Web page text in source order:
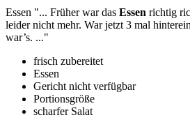
Essen "... Früher wardas Essen richtig
leider nicht mehr. War jetzt 3 mal
war’s. ..."
frisch zubereitet
Essen
Gericht nicht verfügbar
Portionsgröße
scharfer Salat